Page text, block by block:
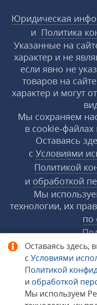
Оставаясь здесь,
с Условиями
Политикой
и обработкой
Мы используем
Юридическая
и Политика
Указанные на
характер и не
если явно не
товаров на
характер и могут
Мы сохраняем
в
Оставаясь
с Условиями
Политикой
и обработкой
Мы
технологии, их
по
© 1998−2026